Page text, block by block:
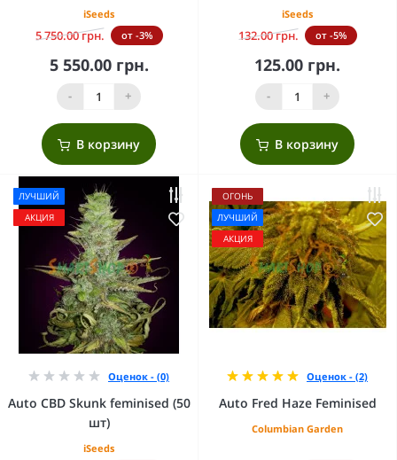
iSeeds
5 750.00 грн. от -3%
5 550.00 грн.
- +
В корзину
iSeeds
132.00 грн. от -5%
125.00 грн.
- +
В корзину
ЛУЧШИЙ
АКЦИЯ
Оценок - (0)
Auto CBD Skunk feminised (50
шт)
iSeeds
ОГОНЬ
ЛУЧШИЙ
АКЦИЯ
Оценок - (2)
Auto Fred Haze Feminised
Columbian Garden